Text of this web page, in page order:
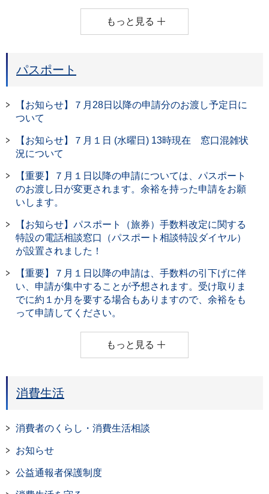
もっと見る
パスポート
【お知らせ】７月28日以降の申請分のお渡し予定日に
ついて
【お知らせ】７月１日 (水曜日) 13時現在 窓口混雑状
況について
【重要】７月１日以降の申請については、パスポート
のお渡し日が変更されます。余裕を持った申請をお願
いします。
【お知らせ】パスポート（旅券）手数料改定に関する
特設の電話相談窓口（パスポート相談特設ダイヤル）
が設置されました！
【重要】７月１日以降の申請は、手数料の引下げに伴
い、申請が集中することが予想されます。受け取りま
でに約１か月を要する場合もありますので、余裕をも
って申請してください。
もっと見る
消費生活
消費者のくらし・消費生活相談
お知らせ
公益通報者保護制度